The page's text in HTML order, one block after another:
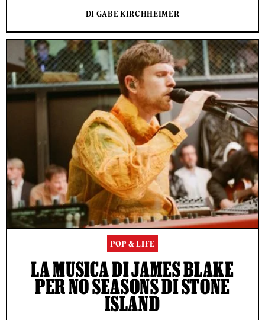
DI GABE KIRCHHEIMER
POP & LIFE
LA MUSICA DI JAMES BLAKE
PER NO SEASONS DI STONE
ISLAND